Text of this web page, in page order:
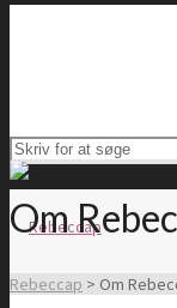
Om
Rebeccap > Om